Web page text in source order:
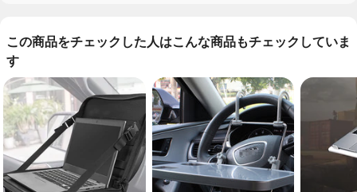
この商品をチェックした人はこんな商品もチェックしていま
す